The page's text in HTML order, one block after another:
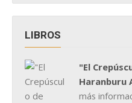
LIBROS
"El
Haranburu
más